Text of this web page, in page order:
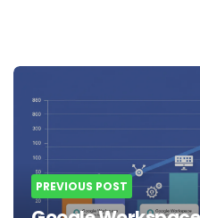
Post
navigation
PREVIOUS POST